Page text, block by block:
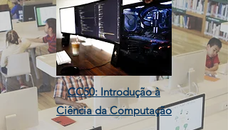
CC50: Introdução à
Ciência da Computação